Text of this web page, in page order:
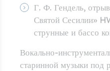
Г. Ф. Гендель,
Святой Сесилии»
струнные и бассо
Вокально-
старинной музыки под